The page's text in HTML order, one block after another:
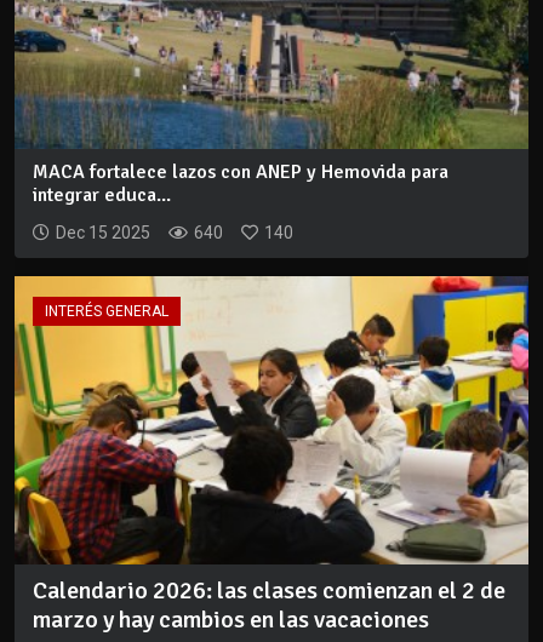
MACA fortalece lazos con ANEP y Hemovida para
integrar educa...
Dec 15 2025 640 140
INTERÉS GENERAL
Calendario 2026: las clases comienzan el 2 de
marzo y hay cambios en las vacaciones